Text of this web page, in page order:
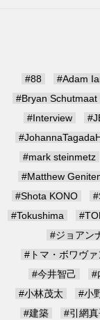
#88 #Adam
#Bryan Schutmaat
#Interview
#mark steinmetz
#Matthew
#Shota KONO
#Tokushima
#ジョアン
#トマ・ボワヴァ
#今井智己
#
#小林茂太
#小
#建築
#引網